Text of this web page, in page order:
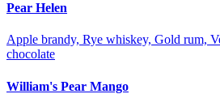
Pear Helen
Apple brandy, Rye whiskey, Gold rum,
chocolate
William's Pear Mango